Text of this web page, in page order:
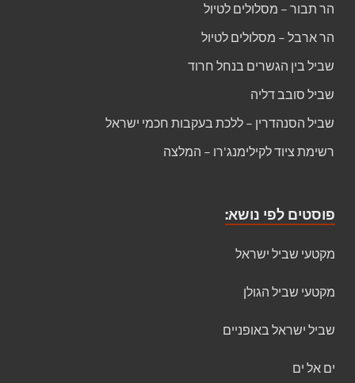
הר תבור – מסלולים לטיול
הר ארבל – מסלולים לטיול
שביל בין הגשרים בנחל חרוד
שביל סובב דליה
שביל הסנהדרין – ללכת בעקבות חכמי ישראל
רשימת ציוד לקילימנג'רו – המלצה
פוסטים לפי נושא:
מקטעי שביל ישראל
מקטעי שביל הגולן
שביל ישראל באופניים
ים אל ים